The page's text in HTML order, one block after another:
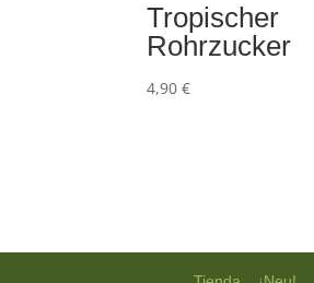
Tropischer
Rohrzucker
4,90€